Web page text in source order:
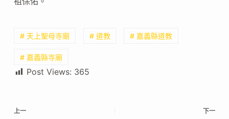
# 天上聖母寺廟 # 道教 # 嘉義縣道教
# 嘉義縣寺廟
Post Views: 365
上一 下一